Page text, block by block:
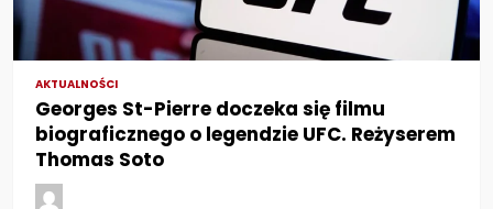
AKTUALNOŚCI
Georges St-Pierre doczeka się filmu
biograficznego o legendzie UFC. Reżyserem
Thomas Soto